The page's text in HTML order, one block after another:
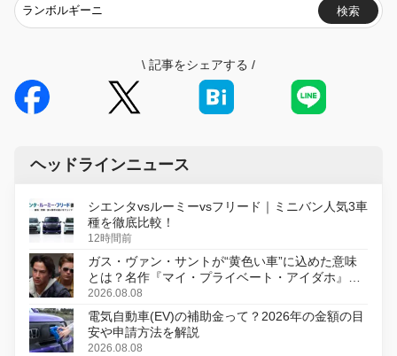
検索
\ 記事をシェアする /
ヘッドラインニュース
シエンタvsルーミーvsフリード｜ミニバン人気3車
種を徹底比較！
12時間前
ガス・ヴァン・サントが“黄色い車”に込めた意味
とは？名作『マイ・プライベート・アイダホ』が
初のデジタルリマスター版で復活
2026.08.08
電気自動車(EV)の補助金って？2026年の金額の目
安や申請方法を解説
2026.08.08